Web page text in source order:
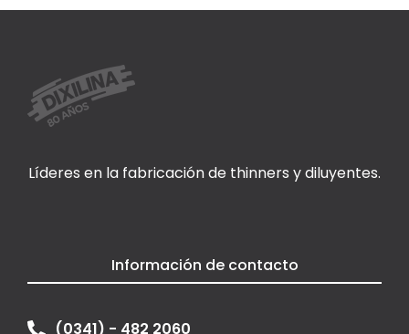
Líderes en la fabricación de thinners y diluyentes.
Información de contacto
(0341) - 482 2060